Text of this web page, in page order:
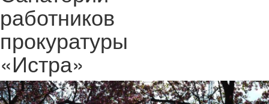
работников
прокуратуры
«Истра»